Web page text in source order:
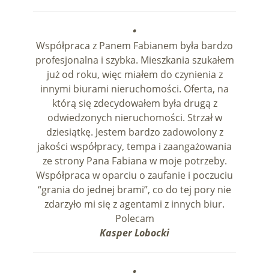
•
Współpraca z Panem Fabianem była bardzo
profesjonalna i szybka. Mieszkania szukałem
już od roku, więc miałem do czynienia z
innymi biurami nieruchomości. Oferta, na
którą się zdecydowałem była drugą z
odwiedzonych nieruchomości. Strzał w
dziesiątkę. Jestem bardzo zadowolony z
jakości współpracy, tempa i zaangażowania
ze strony Pana Fabiana w moje potrzeby.
Współpraca w oparciu o zaufanie i poczuciu
“grania do jednej brami”, co do tej pory nie
zdarzyło mi się z agentami z innych biur.
Polecam
Kasper Lobocki
•